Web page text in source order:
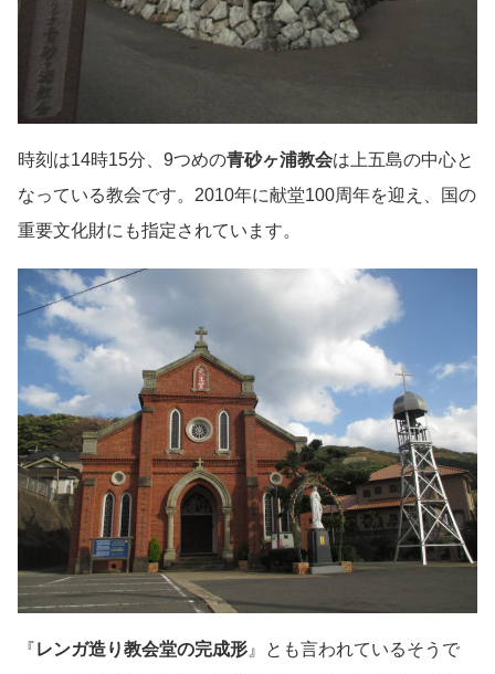
時刻は14時15分、9つめの青砂ヶ浦教会は上五島の中心と
なっている教会です。2010年に献堂100周年を迎え、国の
重要文化財にも指定されています。
『レンガ造り教会堂の完成形 』とも言われているそうで